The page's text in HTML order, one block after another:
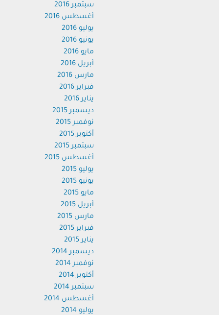
سبتمبر 2016
أغسطس 2016
يوليو 2016
يونيو 2016
مايو 2016
أبريل 2016
مارس 2016
فبراير 2016
يناير 2016
ديسمبر 2015
نوفمبر 2015
أكتوبر 2015
سبتمبر 2015
أغسطس 2015
يوليو 2015
يونيو 2015
مايو 2015
أبريل 2015
مارس 2015
فبراير 2015
يناير 2015
ديسمبر 2014
نوفمبر 2014
أكتوبر 2014
سبتمبر 2014
أغسطس 2014
يوليو 2014